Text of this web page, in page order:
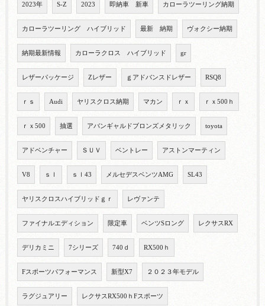
2023年 S-Z 2023 即納車 新車 カローラツーリング納期
カローラツーリング ハイブリッド 最新 納期 ヴォクシー納期
納期最新情報 カローラクロス ハイブリッド gr
レザーパッケージ Zレザー ｇアドバンスドレザー RSQ8
ｒｓ Audi ヤリスクロス納期 マカン ｒｘ ｒｘ500ｈ
ｒｘ500 抽選 アバンギャルドブロンズメタリック toyota
アドベンチャー ＳＵＶ ベントレー アストンマーティン
V8 ｓｌ ｓｌ43 メルセデスベンツAMG SL43
ヤリスクロスハイブリッドｇｒ レヴァンテ
ファイナルエディション 限定車 ベンツSロング レクサスRX
デリカミニ 7シリーズ 740ｄ RX500ｈ
Fスポーツパフォーマンス 新型X7 ２０２３年モデル
ラグジュアリー レクサスRX500ｈFスポーツ